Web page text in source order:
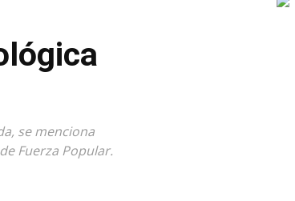
se menciona
Fuerza Popular.